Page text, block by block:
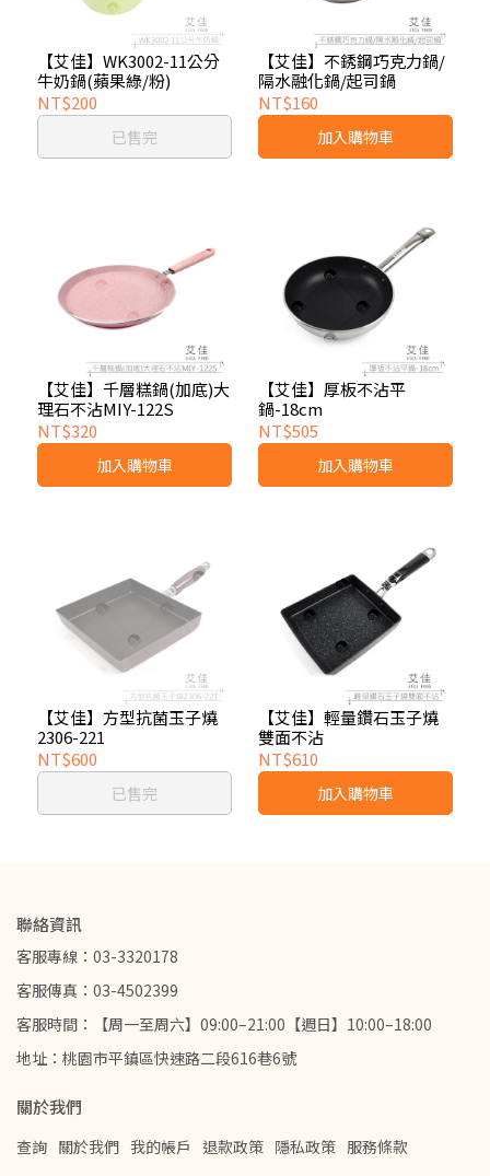
【艾佳】WK3002-11公分
牛奶鍋(蘋果綠/粉)
NT$200
已售完
【艾佳】不銹鋼巧克力鍋/
隔水融化鍋/起司鍋
NT$160
加入購物車
【艾佳】千層糕鍋(加底)大
理石不沾MIY-122S
NT$320
加入購物車
【艾佳】厚板不沾平
鍋-18cm
NT$505
加入購物車
【艾佳】方型抗菌玉子燒
2306-221
NT$600
已售完
【艾佳】輕量鑽石玉子燒
雙面不沾
NT$610
加入購物車
聯絡資訊
客服專線：03-3320178
客服傳真：03-4502399
客服時間：【周一至周六】09:00–21:00【週日】10:00–18:00
地址：桃園市平鎮區快速路二段616巷6號
關於我們
查詢 關於我們 我的帳戶 退款政策 隱私政策 服務條款